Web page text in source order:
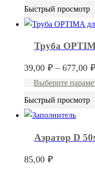
Быстрый просмотр
Труба
39,00 ₽ – 677,00 ₽
Выберите
Быстрый просмотр
Аэратор D
85,00 ₽